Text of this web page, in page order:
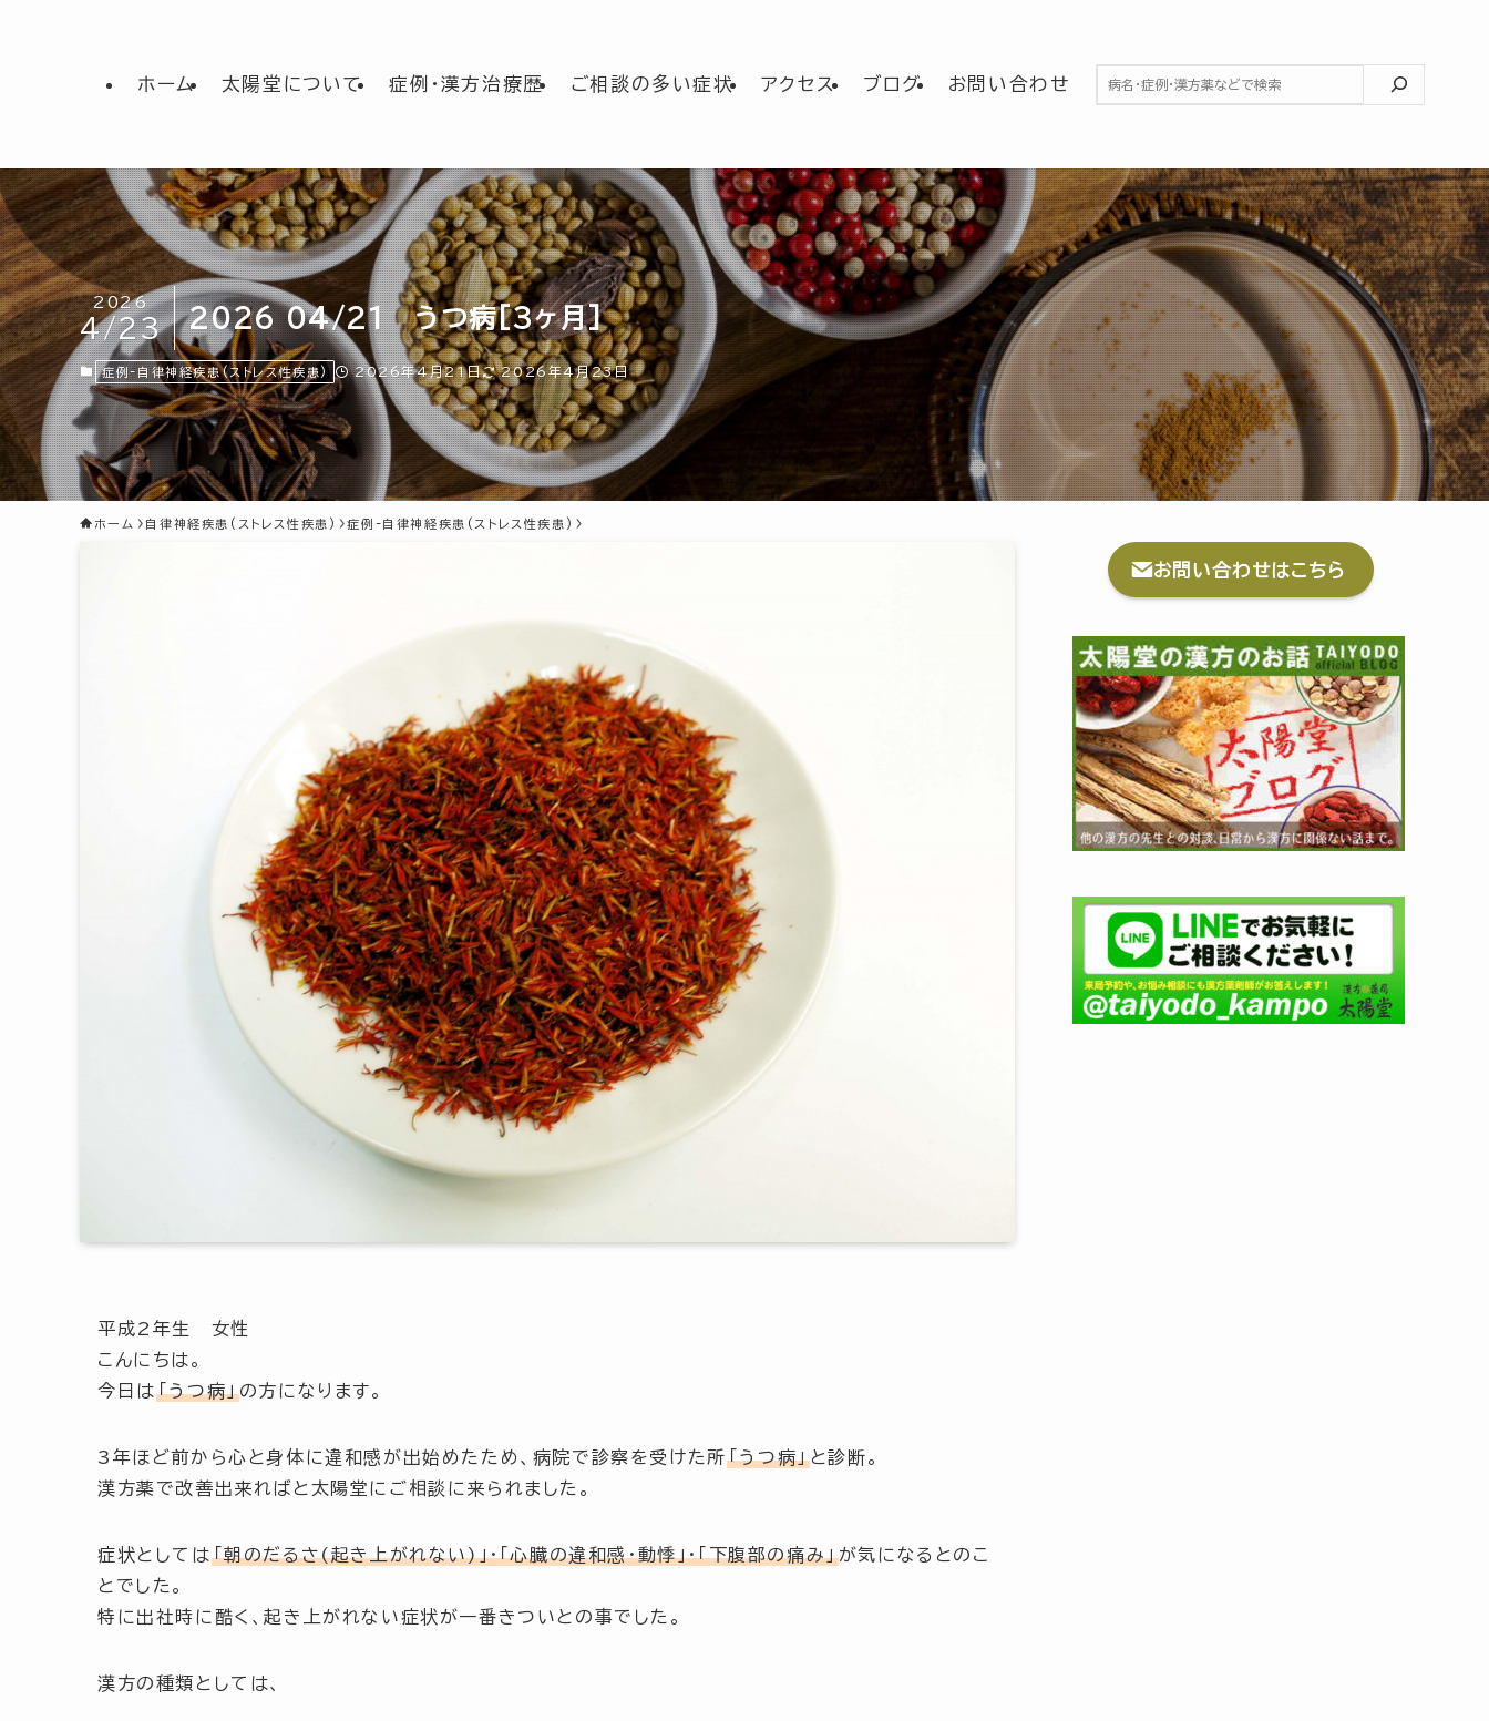
ホーム 太陽堂について 症例・漢方治療歴 ご相談の多い症状 アクセス ブログ お問い合わせ 検索
2026 04/21 うつ病[3ヶ月]
2026
4/23
症例-自律神経疾患(ストレス性疾患) 2026年4月21日 2026年4月23日
ホーム 自律神経疾患(ストレス性疾患) 症例-自律神経疾患(ストレス性疾患)
平成2年生 女性
こんにちは。
今日は 「うつ病」の方になります。
3年ほど前から心と身体に違和感が出始めたため、病院で診察を受けた所 「うつ病」と診断。
漢方薬で改善出来ればと太陽堂にご相談に来られました。
症状としては 「朝のだるさ(起き上がれない)」・「心臓の違和感・動悸」・「下腹部の痛み」が気になるとのこ
とでした。
特に出社時に酷く、起き上がれない症状が一番きついとの事でした。
漢方の種類としては、
お問い合わせはこちら